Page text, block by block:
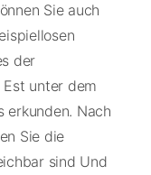
Sie auch
der
unter dem
erkunden. Nach
Sie die
sind Und